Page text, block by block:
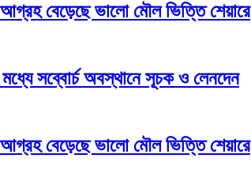
আগ্রহ বেড়েছে ভালো মৌল ভিত্তি শেয়ারে
সব্বোর্চ অবস্থানে সূচক ও লেনদেন
আগ্রহ বেড়েছে ভালো মৌল ভিত্তি শেয়ারে